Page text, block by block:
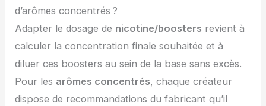
d’arômes concentrés ?
Adapter le dosage de nicotine/boosters revient à
calculer la concentration finale souhaitée et à
diluer ces boosters au sein de la base sans excès.
Pour les arômes concentrés, chaque créateur
dispose de recommandations du fabricant qu’il